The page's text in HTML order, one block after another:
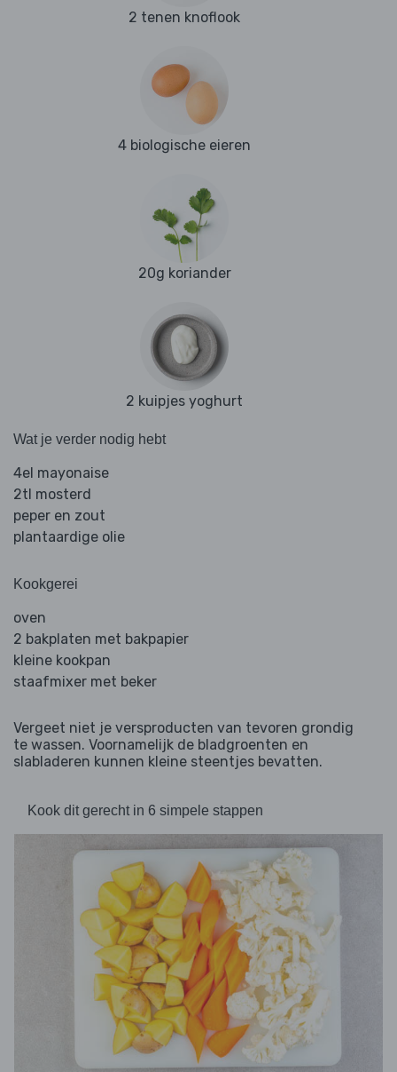
2 tenen knoflook
4 biologische eieren
20g koriander
2 kuipjes yoghurt
Wat je verder nodig hebt
4el mayonaise
2tl mosterd
peper en zout
plantaardige olie
Kookgerei
oven
2 bakplaten met bakpapier
kleine kookpan
staafmixer met beker
Vergeet niet je versproducten van tevoren grondig
te wassen. Voornamelijk de bladgroenten en
slabladeren kunnen kleine steentjes bevatten.
Kook dit gerecht in 6 simpele stappen